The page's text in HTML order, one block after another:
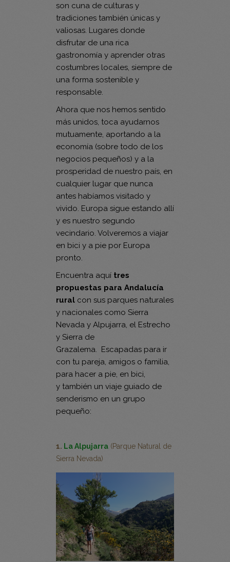
son cuna de culturas y
tradiciones también únicas y
valiosas. Lugares donde
disfrutar de una rica
gastronomía y aprender otras
costumbres locales, siempre de
una forma sostenible y
responsable.
Ahora que nos hemos sentido
más unidos, toca ayudarnos
mutuamente, aportando a la
economía (sobre todo de los
negocios pequeños) y a la
prosperidad de nuestro país, en
cualquier lugar que nunca
antes habíamos visitado y
vivido. Europa sigue estando allí
y es nuestro segundo
vecindario. Volveremos a viajar
en bici y a pie por Europa
pronto.
Encuentra aquí tres
propuestas para Andalucía
rural con sus parques naturales
y nacionales como Sierra
Nevada y Alpujarra, el Estrecho
y Sierra de
Grazalema. Escapadas para ir
con tu pareja, amigos o familia,
para hacer a pie, en bici,
y también un viaje guiado de
senderismo en un grupo
pequeño:
1. La Alpujarra (Parque Natural de
Sierra Nevada)